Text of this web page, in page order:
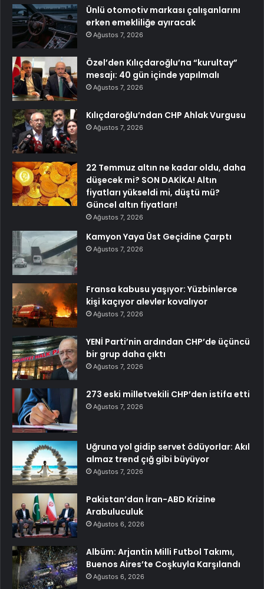
Ünlü otomotiv markası çalışanlarını
erken emekliliğe ayıracak
Ağustos 7, 2026
Özel’den Kılıçdaroğlu’na “kurultay”
mesajı: 40 gün içinde yapılmalı
Ağustos 7, 2026
Kılıçdaroğlu’ndan CHP Ahlak Vurgusu
Ağustos 7, 2026
22 Temmuz altın ne kadar oldu, daha
düşecek mi? SON DAKİKA! Altın
fiyatları yükseldi mi, düştü mü?
Güncel altın fiyatları!
Ağustos 7, 2026
Kamyon Yaya Üst Geçidine Çarptı
Ağustos 7, 2026
Fransa kabusu yaşıyor: Yüzbinlerce
kişi kaçıyor alevler kovalıyor
Ağustos 7, 2026
YENİ Parti’nin ardından CHP’de üçüncü
bir grup daha çıktı
Ağustos 7, 2026
273 eski milletvekili CHP’den istifa etti
Ağustos 7, 2026
Uğruna yol gidip servet ödüyorlar: Akıl
almaz trend çığ gibi büyüyor
Ağustos 7, 2026
Pakistan’dan İran-ABD Krizine
Arabuluculuk
Ağustos 6, 2026
Albüm: Arjantin Milli Futbol Takımı,
Buenos Aires’te Coşkuyla Karşılandı
Ağustos 6, 2026